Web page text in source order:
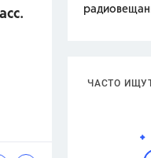
ЧАСТО